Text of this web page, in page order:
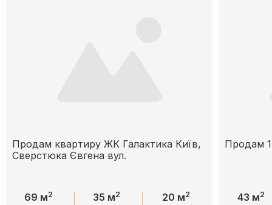
Продам квартиру ЖК Галактика Київ,
Сверстюка Євгена вул.
69 м2 35 м2 20 м2
Продам
43 м2